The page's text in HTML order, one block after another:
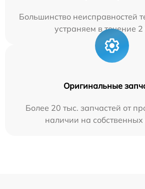
Большинство неисправностей
устраняем в течение 2
Оригинальные
Более 20 тыс. запчастей от
наличии на собственных